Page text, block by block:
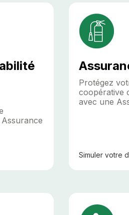
Protégez
coopérative
avec une
Simuler votre